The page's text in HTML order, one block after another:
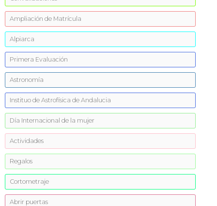
Ampliación de Matrícula
Alpiarca
Primera Evaluación
Astronomía
Instituo de Astrofísica de Andalucia
Día Internacional de la mujer
Actividades
Regalos
Cortometraje
Abrir puertas